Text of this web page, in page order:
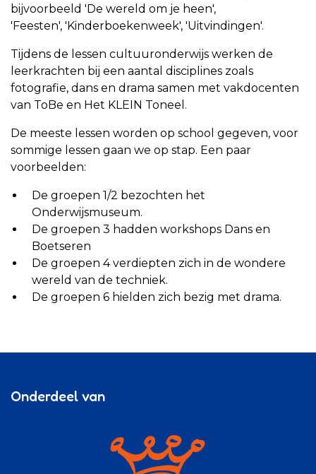
bijvoorbeeld 'De wereld om je heen',
'Feesten', 'Kinderboekenweek', 'Uitvindingen'.
Tijdens de lessen cultuuronderwijs werken de
leerkrachten bij een aantal disciplines zoals
fotografie, dans en drama samen met vakdocenten
van ToBe en Het KLEIN Toneel.
De meeste lessen worden op school gegeven, voor
sommige lessen gaan we op stap. Een paar
voorbeelden:
De groepen 1/2 bezochten het
Onderwijsmuseum.
De groepen 3 hadden workshops Dans en
Boetseren
De groepen 4 verdiepten zich in de wondere
wereld van de techniek.
De groepen 6 hielden zich bezig met drama.
Onderdeel van